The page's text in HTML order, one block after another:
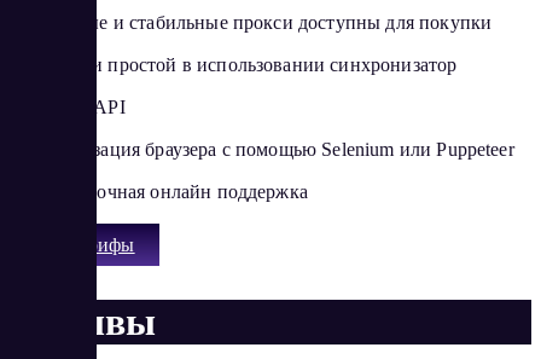
Безопасные и стабильные прокси доступны для покупки
Мощный и простой в использовании синхронизатор
Местный API
Автоматизация браузера с помощью Selenium или Puppeteer
Круглосуточная онлайн поддержка
Все тарифы
Отзывы